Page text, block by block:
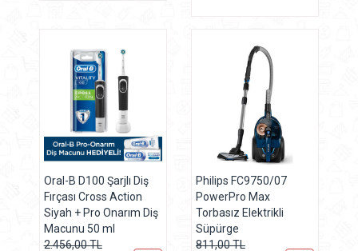
Oral-B D100 Şarjlı Diş
Fırçası Cross Action
Siyah + Pro Onarım Diş
Macunu 50 ml
2.456,00 TL
Philips FC9750/07
PowerPro Max
Torbasız Elektrikli
Süpürge
811,00 TL